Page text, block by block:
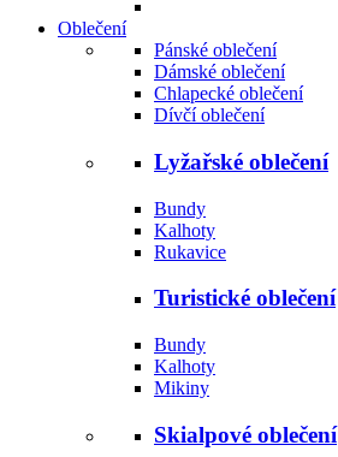
Oblečení
Pánské oblečení
Dámské oblečení
Chlapecké oblečení
Dívčí oblečení
Lyžařské oblečení
Bundy
Kalhoty
Rukavice
Turistické oblečení
Bundy
Kalhoty
Mikiny
Skialpové oblečení